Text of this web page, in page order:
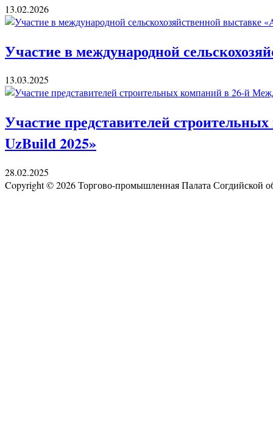
13.02.2026
Участие в международной
13.03.2025
Участие представителей
UzBuild 2025»
28.02.2025
Copyright © 2026 Торгово-промышленная Палата Согдийской